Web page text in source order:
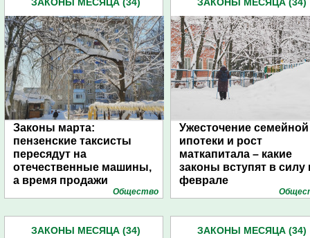
Законы марта:
пензенские таксисты
пересядут на
отечественные машины,
а время продажи
алкоголя сократитсяОбщество
Ужесточение семейной
ипотеки и рост
маткапитала – какие
законы вступят в силу
феврале
ЗАКОНЫ МЕСЯЦА (34) ЗАКОНЫ МЕСЯЦА (34)